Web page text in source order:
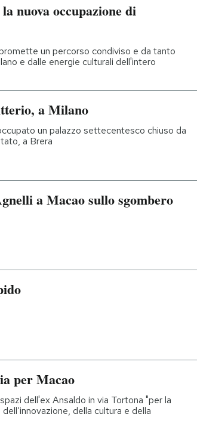
nuova occupazione di
un percorso condiviso e da tanto
e dalle energie culturali dell'intero
a Milano
un palazzo settecentesco chiuso da
a Brera
a Macao sullo sgombero
per Macao
dell'ex Ansaldo in via Tortona "per la
della cultura e della